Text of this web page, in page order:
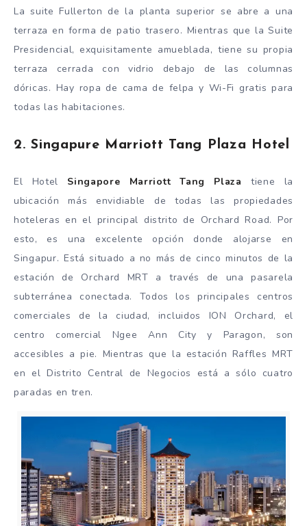
La suite Fullerton de la planta superior se abre a una
terraza en forma de patio trasero. Mientras que la Suite
Presidencial, exquisitamente amueblada, tiene su propia
terraza cerrada con vidrio debajo de las columnas
dóricas. Hay ropa de cama de felpa y Wi-Fi gratis para
todas las habitaciones.
2. Singapure Marriott Tang Plaza Hotel
El Hotel Singapore Marriott Tang Plaza tiene la
ubicación más envidiable de todas las propiedades
hoteleras en el principal distrito de Orchard Road. Por
esto, es una excelente opción donde alojarse en
Singapur. Está situado a no más de cinco minutos de la
estación de Orchard MRT a través de una pasarela
subterránea conectada. Todos los principales centros
comerciales de la ciudad, incluidos ION Orchard, el
centro comercial Ngee Ann City y Paragon, son
accesibles a pie. Mientras que la estación Raffles MRT
en el Distrito Central de Negocios está a sólo cuatro
paradas en tren.